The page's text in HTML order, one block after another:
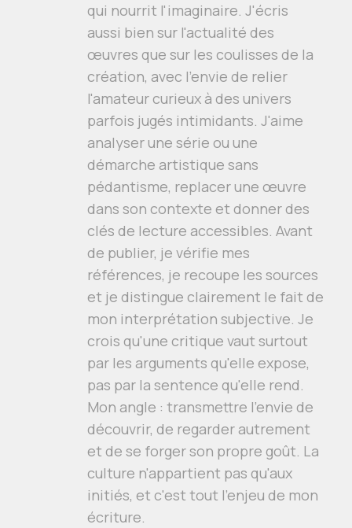
qui nourrit l'imaginaire. J'écris
aussi bien sur l'actualité des
œuvres que sur les coulisses de la
création, avec l'envie de relier
l'amateur curieux à des univers
parfois jugés intimidants. J'aime
analyser une série ou une
démarche artistique sans
pédantisme, replacer une œuvre
dans son contexte et donner des
clés de lecture accessibles. Avant
de publier, je vérifie mes
références, je recoupe les sources
et je distingue clairement le fait de
mon interprétation subjective. Je
crois qu'une critique vaut surtout
par les arguments qu'elle expose,
pas par la sentence qu'elle rend.
Mon angle : transmettre l'envie de
découvrir, de regarder autrement
et de se forger son propre goût. La
culture n'appartient pas qu'aux
initiés, et c'est tout l'enjeu de mon
écriture.